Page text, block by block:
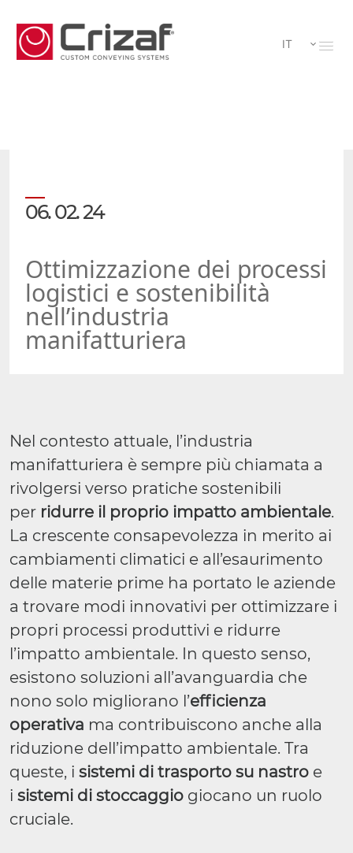
IT
06. 02. 24
Ottimizzazione dei processi
logistici e sostenibilità
nell’industria
manifatturiera
Nel contesto attuale, l’industria
manifatturiera è sempre più chiamata a
rivolgersi verso pratiche sostenibili
per ridurre il proprio impatto ambientale.
La crescente consapevolezza in merito ai
cambiamenti climatici e all’esaurimento
delle materie prime ha portato le aziende
a trovare modi innovativi per ottimizzare i
propri processi produttivi e ridurre
l’impatto ambientale. In questo senso,
esistono soluzioni all’avanguardia che
nono solo migliorano l’efficienza
operativa ma contribuiscono anche alla
riduzione dell’impatto ambientale. Tra
queste, i sistemi di trasporto su nastro e
i sistemi di stoccaggio giocano un ruolo
cruciale.